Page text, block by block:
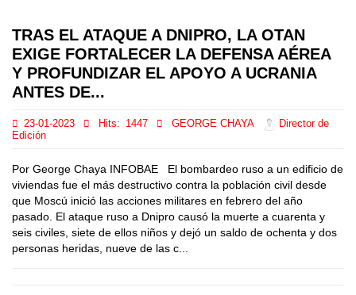
TRAS EL ATAQUE A DNIPRO, LA OTAN
EXIGE FORTALECER LA DEFENSA AÉREA
Y PROFUNDIZAR EL APOYO A UCRANIA
ANTES DE...
23-01-2023 Hits: 1447 GEORGE CHAYA
Director de
Edición
Por George Chaya INFOBAE El bombardeo ruso a un edificio de
viviendas fue el más destructivo contra la población civil desde
que Moscú inició las acciones militares en febrero del año
pasado. El ataque ruso a Dnipro causó la muerte a cuarenta y
seis civiles, siete de ellos niños y dejó un saldo de ochenta y dos
personas heridas, nueve de las c...